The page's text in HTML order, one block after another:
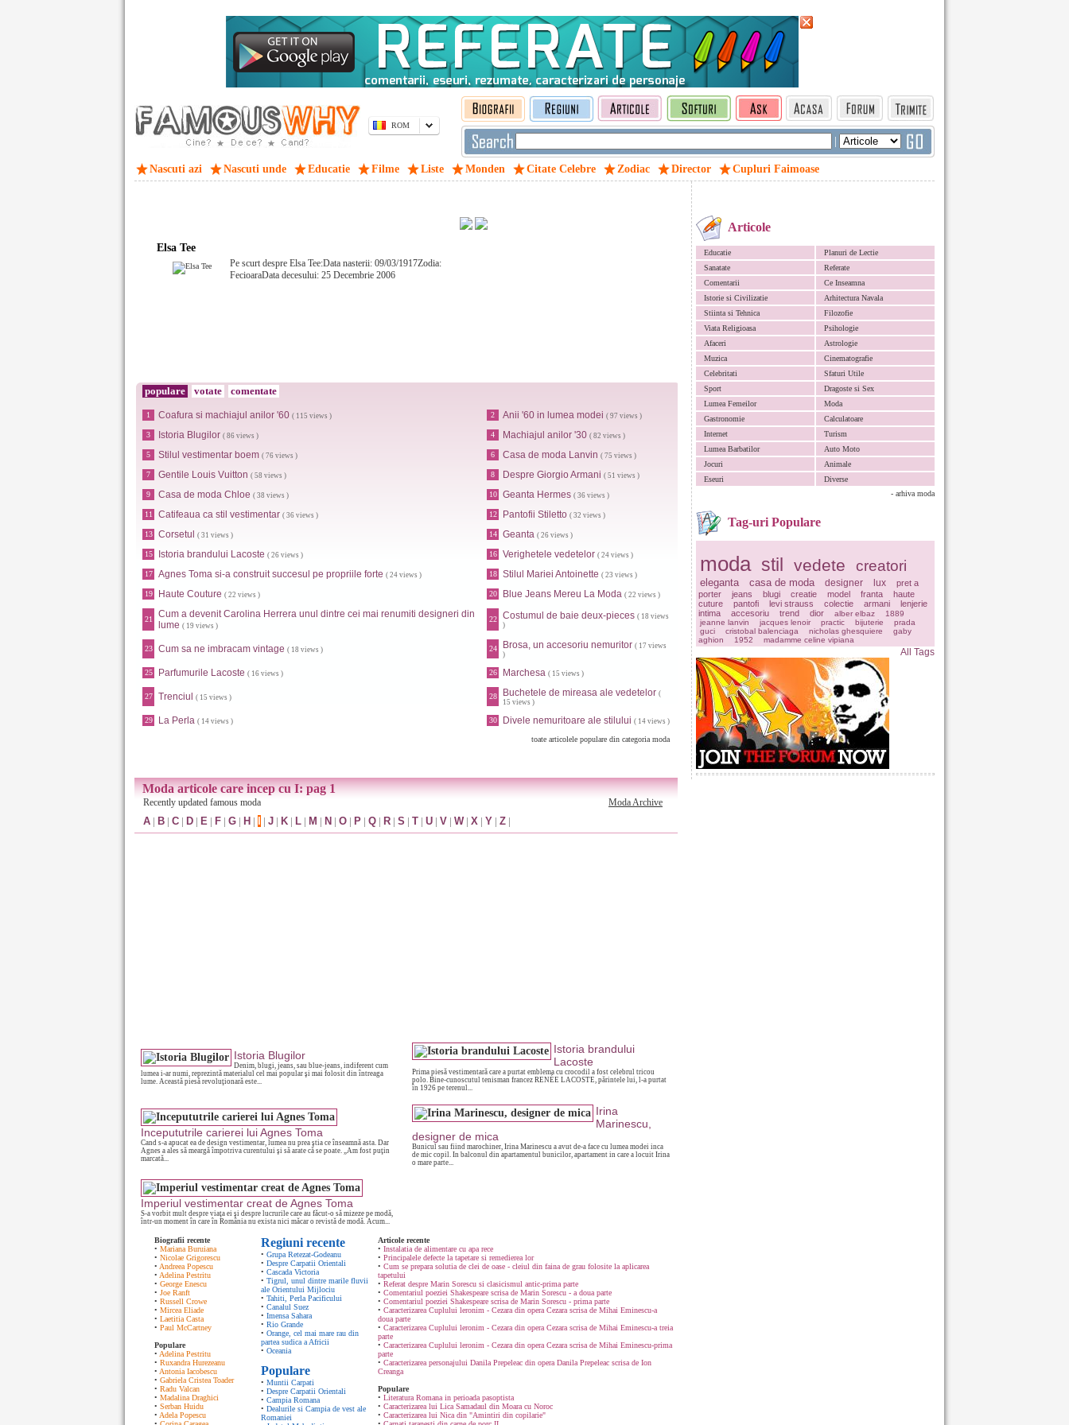
ROM
|
Nascuti azi Nascuti unde Educatie Filme Liste Monden Citate Celebre Zodiac Director Cupluri Faimoase
Articole
Educatie
Planuri de Lectie
Sanatate
Referate
Comentarii
Ce Inseamna
Istorie si Civilizatie
Arhitectura Navala
Stiinta si Tehnica
Filozofie
Viata Religioasa
Psihologie
Afaceri
Astrologie
Muzica
Cinematografie
Celebritati
Sfaturi Utile
Sport
Dragoste si Sex
Lumea Femeilor
Moda
Gastronomie
Calculatoare
Internet
Turism
Lumea Barbatilor
Auto Moto
Jocuri
Animale
Eseuri
Diverse
- arhiva moda
Tag-uri Populare
moda stil vedete creatori
eleganta casa de moda designer lux
pret a
porter
jeans blugi creatie model franta
haute
cuture
pantofi levi strauss colectie armani
lenjerie
intima
accesoriu trend dior alber elbaz
1889
jeanne lanvin
jacques lenoir practic bijuterie
prada
guci
cristobal balenciaga nicholas ghesquiere
gaby
aghion
1952 madamme celine vipiana
All Tags
Elsa Tee
Pe scurt despre Elsa Tee:Data nasterii: 09/03/1917Zodia:
FecioaraData decesului: 25 Decembrie 2006
populare votate comentate
1 Coafura si machiajul anilor '60 ( 115 views ) 2 Anii '60 in lumea modei ( 97 views )
3 Istoria Blugilor ( 86 views ) 4 Machiajul anilor '30 ( 82 views )
5 Stilul vestimentar boem ( 76 views ) 6 Casa de moda Lanvin ( 75 views )
7 Gentile Louis Vuitton ( 58 views ) 8 Despre Giorgio Armani ( 51 views )
9 Casa de moda Chloe ( 38 views ) 10 Geanta Hermes ( 36 views )
11 Catifeaua ca stil vestimentar ( 36 views ) 12 Pantofii Stiletto ( 32 views )
13 Corsetul ( 31 views ) 14 Geanta ( 26 views )
15 Istoria brandului Lacoste ( 26 views ) 16 Verighetele vedetelor ( 24 views )
17 Agnes Toma si-a construit succesul pe propriile forte ( 24 views ) 18 Stilul Mariei Antoinette ( 23 views )
19 Haute Couture ( 22 views ) 20 Blue Jeans Mereu La Moda ( 22 views )
21
Cum a devenit Carolina Herrera unul dintre cei mai renumiti designeri din
lume ( 19 views )
22 Costumul de baie deux-pieces ( 18 views
)
23 Cum sa ne imbracam vintage ( 18 views ) 24 Brosa, un accesoriu nemuritor ( 17 views
)
25 Parfumurile Lacoste ( 16 views ) 26 Marchesa ( 15 views )
27 Trenciul ( 15 views ) 28 Buchetele de mireasa ale vedetelor (
15 views )
29 La Perla ( 14 views ) 30 Divele nemuritoare ale stilului ( 14 views )
toate articolele populare din categoria moda
Moda articole care incep cu I: pag 1
Recently updated famous moda Moda Archive
A | B | C | D | E | F | G | H | | J | K | L | M | N | O | P | Q | R | S | T | U | V | W| X | Y | Z |
Istoria Blugilor
Denim, blugi, jeans, sau blue-jeans, indiferent cum
lumea i-ar numi, reprezintă materialul cel mai popular şi mai folosit din întreaga
lume. Această piesă revoluţionară este...
Istoria brandului
Lacoste
Prima piesă vestimentară care a purtat emblema cu crocodil a fost celebrul tricou
polo. Bine-cunoscutul tenisman francez RENÉE LACOSTE, părintele lui, l-a purtat
în 1926 pe terenul...
Incepututrile carierei lui Agnes Toma
Cand s-a apucat ea de design vestimentar, lumea nu prea ştia ce înseamnă asta. Dar
Agnes a ales să meargă împotriva curentului şi să arate că se poate. „Am fost puţin
marcată...
Irina
Marinescu,
designer de mica
Bunicul sau fiind marochiner, Irina Marinescu a avut de-a face cu lumea modei inca
de mic copil. In balconul din apartamentul bunicilor, apartament in care a locuit Irina
o mare parte...
Imperiul vestimentar creat de Agnes Toma
S-a vorbit mult despre viaţa ei şi despre lucrurile care au făcut-o să mizeze pe modă,
într-un moment în care în România nu exista nici măcar o revistă de modă. Acum...
Biografii recente
• Mariana Buruiana
• Nicolae Grigorescu
• Andreea Popescu
• Adelina Pestritu
• George Enescu
• Joe Ranft
• Russell Crowe
• Mircea Eliade
• Laetitia Casta
• Paul McCartney
Populare
• Adelina Pestritu
• Ruxandra Hurezeanu
• Antonia Iacobescu
• Gabriela Cristea Toader
• Radu Valcan
• Madalina Draghici
• Serban Huidu
• Adela Popescu
Regiuni recente
• Grupa Retezat-Godeanu
• Despre Carpatii Orientali
• Cascada Victoria
• Tigrul, unul dintre marile fluvii
ale Orientului Mijlociu
• Tahiti, Perla Pacificului
• Canalul Suez
• Imensa Sahara
• Rio Grande
• Orange, cel mai mare rau din
partea sudica a Africii
• Oceania
Populare
• Muntii Carpati
• Despre Carpatii Orientali
• Campia Romana
• Dealurile si Campia de vest ale
Romaniei
Articole recente
• Instalatia de alimentare cu apa rece
• Principalele defecte la tapetare si remedierea lor
• Cum se prepara solutia de clei de oase - cleiul din faina de grau folosite la aplicarea
tapetului
• Referat despre Marin Sorescu si clasicismul antic-prima parte
• Comentariul poeziei Shakespeare scrisa de Marin Sorescu - a doua parte
• Comentariul poeziei Shakespeare scrisa de Marin Sorescu - prima parte
• Caracterizarea Cuplului leronim - Cezara din opera Cezara scrisa de Mihai Eminescu-a
doua parte
• Caracterizarea Cuplului leronim - Cezara din opera Cezara scrisa de Mihai Eminescu-a treia
parte
• Caracterizarea Cuplului leronim - Cezara din opera Cezara scrisa de Mihai Eminescu-prima
parte
• Caracterizarea personajului Danila Prepeleac din opera Danila Prepeleac scrisa de Ion
Creanga
Populare
• Literatura Romana in perioada pasoptista
• Caracterizarea lui Lica Samadaul din Moara cu Noroc
• Caracterizarea lui Nica din "Amintiri din copilarie"